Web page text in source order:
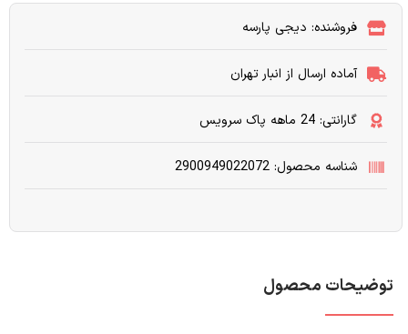
فروشنده: دیجی پارسه
آماده ارسال از انبار تهران
گارانتی: 24 ماهه پاک سرویس
شناسه محصول: 2900949022072
توضیحات محصول